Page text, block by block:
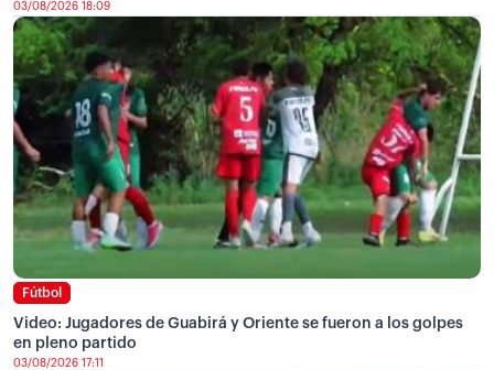
03/08/2026 18:09
Fútbol
Video: Jugadores de Guabirá y Oriente se fueron a los golpes
en pleno partido
03/08/2026 17:11